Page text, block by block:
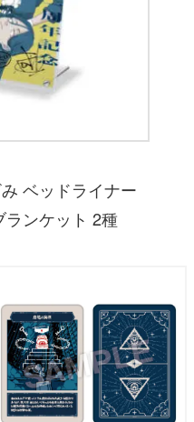
み ベッドライナー
ンケット 2種